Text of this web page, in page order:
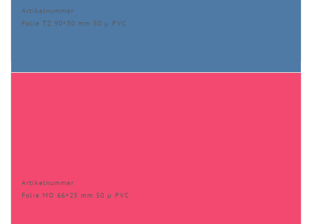
Artikelnummer
Folie TZ 90×30 mm 50 µ PVC
Artikelnummer
Folie MO 66×25 mm 50 µ PVC